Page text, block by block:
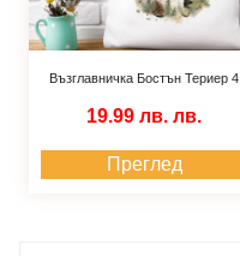
Възглавничка Бостън Териер 4
19.99 лв. лв.
Преглед